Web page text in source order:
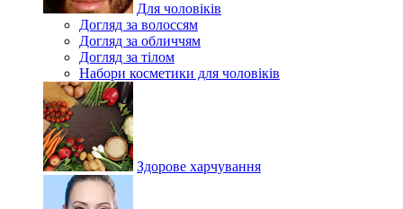
Для чоловіків
Догляд за волоссям
Догляд за обличчям
Догляд за тілом
Набори косметики для чоловіків
Здорове харчування